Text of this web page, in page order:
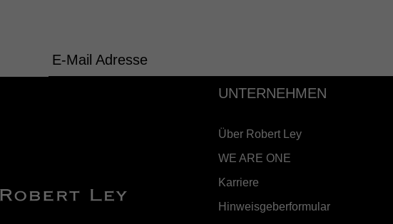
E-Mail Adresse
UNTERNEHMEN
Über Robert Ley
WE ARE ONE
Karriere
Hinweisgeberformular